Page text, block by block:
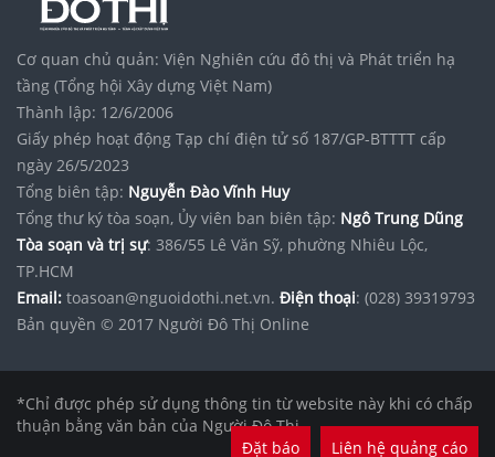
Cơ quan chủ quản: Viện Nghiên cứu đô thị và Phát triển hạ
tầng (Tổng hội Xây dựng Việt Nam)
Thành lập: 12/6/2006
Giấy phép hoạt động Tạp chí điện tử số 187/GP-BTTTT cấp
ngày 26/5/2023
Tổng biên tập: Nguyễn Đào Vĩnh Huy
Tổng thư ký tòa soạn, Ủy viên ban biên tập: Ngô Trung Dũng
Tòa soạn và trị sự: 386/55 Lê Văn Sỹ, phường Nhiêu Lộc,
TP.HCM
Email: toasoan@nguoidothi.net.vn. Điện thoại: (028) 39319793
Bản quyền © 2017 Người Đô Thị Online
*Chỉ được phép sử dụng thông tin từ website này khi có chấp
thuận bằng văn bản của Người Đô Thị.
Đặt báo
Liên hệ quảng cáo